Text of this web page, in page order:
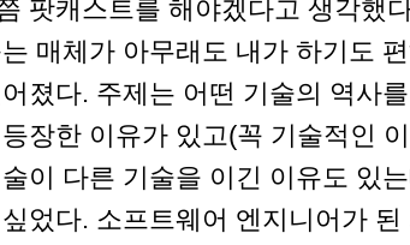
팟캐스트를 해야겠다고 생각했
매체가 아무래도 내가 하기도
졌다. 주제는 어떤 기술의 역사
장한 이유가 있고(꼭 기술적인
이 다른 기술을 이긴 이유도 있
었다. 소프트웨어 엔지니어가